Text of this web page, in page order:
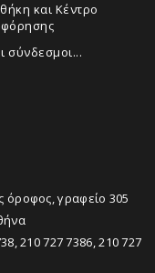
και Κέντρο
σύνδεσμοι...
όροφος, γραφείο 305
210 727 7386, 210 727